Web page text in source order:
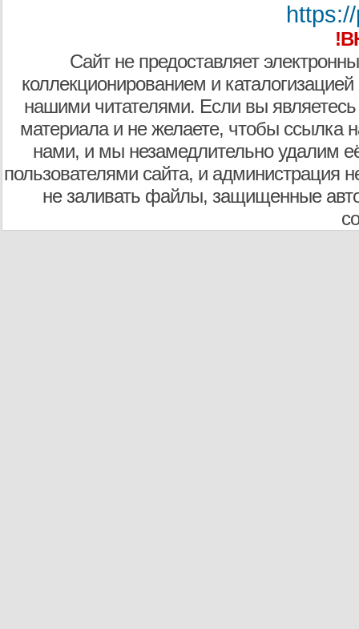
Сайт не предоставляет
коллекционированием и
нашими читателями. Если вы являетесь
материала и не желаете, чтобы ссылка
нами, и мы незамедлительно удалим
пользователями сайта, и администрация
не заливать файлы, защищенные